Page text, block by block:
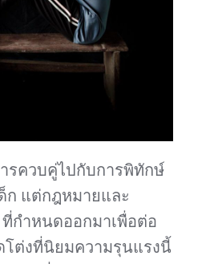
รควบคู่ไปกับการพิทักษ์
ก แต่กฎหมายและ
กำหนดออกมาเพื่อต่อ
ต่งที่นิยมความรุนแรงนี้